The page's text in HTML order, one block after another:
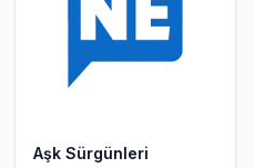
Aşk Sürgünleri